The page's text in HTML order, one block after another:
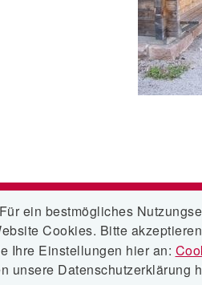
+ ABBUND
Für ein bestmögliches
Cookies. Bitte
Ihre Einstellungen hier an:
unsere Datenschutzerklärung